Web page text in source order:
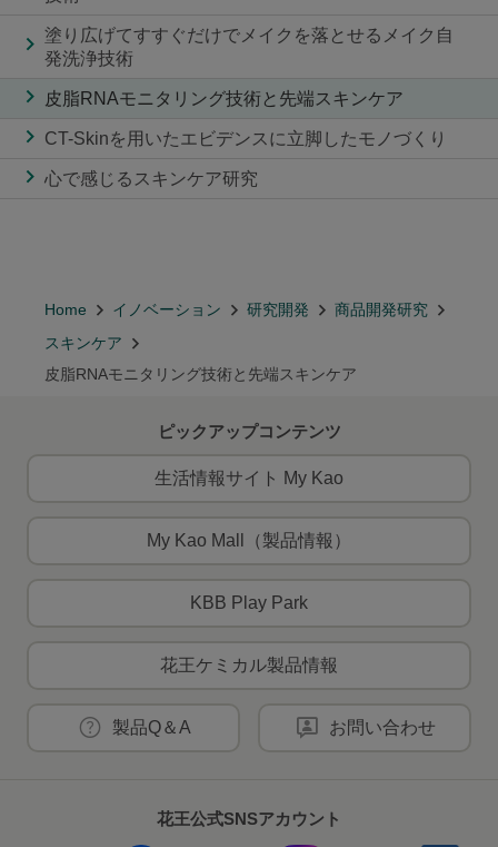
塗り広げてすすぐだけでメイクを落とせるメイク自
発洗浄技術
皮脂RNAモニタリング技術と先端スキンケア
CT-Skinを用いたエビデンスに立脚したモノづくり
心で感じるスキンケア研究
Home イノベーション 研究開発
商品開発研究
スキンケア
皮脂RNAモニタリング技術と先端スキンケア
ピックアップコンテンツ
生活情報サイト My Kao
My Kao Mall（製品情報）
KBB Play Park
花王ケミカル製品情報
製品Q＆A お問い合わせ
花王公式SNSアカウント